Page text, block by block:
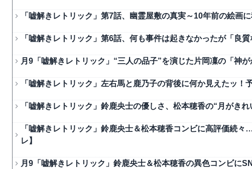
「嘘解きレトリック」第7話、幽霊屋敷の真実～10年前の絵画
「嘘解きレトリック」第6話、何も事件は起きなかったが「良
月9「嘘解きレトリック」“三人の品子”を演じた片岡凜の「神
「嘘解きレトリック」左右馬と鹿乃子の背後に何か見えたッ
「嘘解きレトリック」鈴鹿央士の優しさ、松本穂香の“月がき
「嘘解きレトリック」鈴鹿央士＆松本穂香コンビに高評価続
レ】
月9「嘘解きレトリック」鈴鹿央士＆松本穂香の異色コンビに